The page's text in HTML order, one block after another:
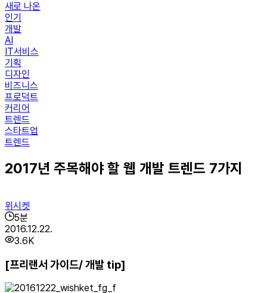
새로 나온
인기
개발
AI
IT서비스
기획
디자인
비즈니스
프로덕트
커리어
트렌드
스타트업
트렌드
2017년 주목해야 할 웹 개발 트렌드 7가지
위시켓
5분
2016.12.22.
3.6K
[프리랜서 가이드/ 개발 tip]